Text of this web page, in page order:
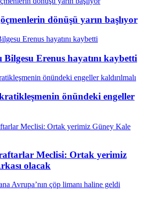
dönüşü yarın başlıyor
Erenus hayatını kaybetti
önündeki engeller
Meclisi: Ortak yerimiz
olacak